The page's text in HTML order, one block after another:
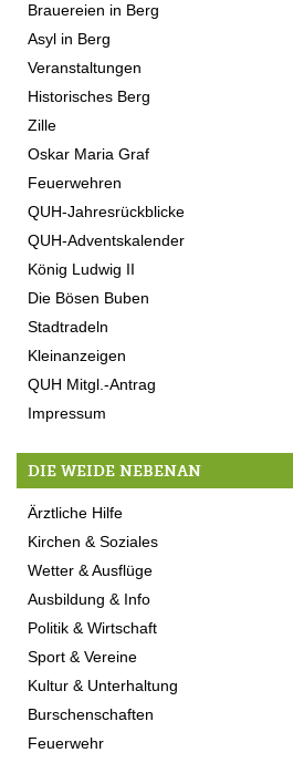
Brauereien in Berg
Asyl in Berg
Veranstaltungen
Historisches Berg
Zille
Oskar Maria Graf
Feuerwehren
QUH-Jahresrückblicke
QUH-Adventskalender
König Ludwig II
Die Bösen Buben
Stadtradeln
Kleinanzeigen
QUH Mitgl.-Antrag
Impressum
DIE WEIDE NEBENAN
Ärztliche Hilfe
Kirchen & Soziales
Wetter & Ausflüge
Ausbildung & Info
Politik & Wirtschaft
Sport & Vereine
Kultur & Unterhaltung
Burschenschaften
Feuerwehr